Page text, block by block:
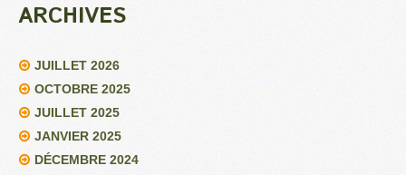
ARCHIVES
JUILLET 2026
OCTOBRE 2025
JUILLET 2025
JANVIER 2025
DÉCEMBRE 2024